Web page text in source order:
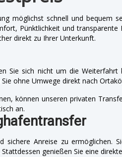
möglichst schnell und bequem
Pünktlichkeit und
direkt zu Ihrer Unterkunft.
Sie sich nicht um die
ohne Umwege direkt nach
können unseren privaten
an.
Anreise zu ermöglichen.
genießen Sie eine